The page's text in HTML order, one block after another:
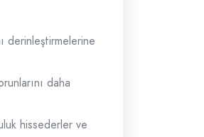
derinleştirmelerine
daha
hissederler ve